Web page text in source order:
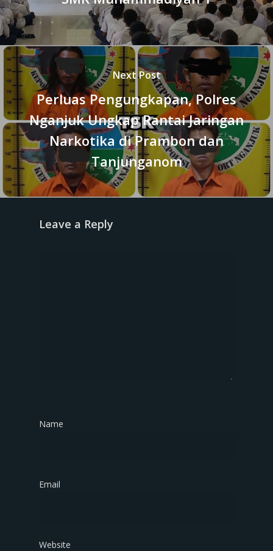
Next Post
Perluas Pengungkapan, Polres
Nganjuk Ungkap Rantai Jaringan
Narkotika di Prambon dan
Tanjunganom
Leave a Reply
Name
Email
Website